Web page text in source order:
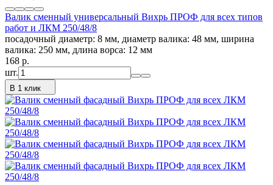
Валик сменный универсальный Вихрь ПРОФ для всех типов
работ и ЛКМ 250/48/8
посадочный диаметр: 8 мм, диаметр валика: 48 мм, ширина
валика: 250 мм, длина ворса: 12 мм
168 p.
шт.
В 1 клик